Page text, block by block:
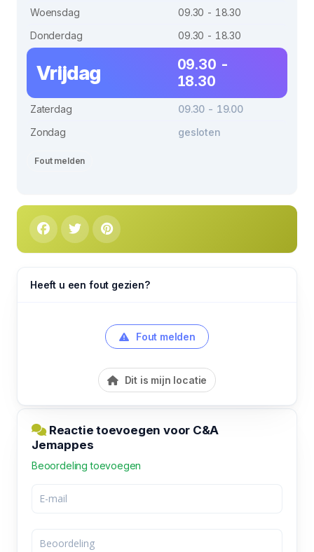
Woensdag
09.30 - 18.30
Donderdag
09.30 - 18.30
Vrijdag
09.30 -
18.30
Zaterdag
09.30 - 19.00
Zondag
gesloten
Fout melden
Heeft u een fout gezien?
Fout melden
Dit is mijn locatie
Reactie toevoegen voor C&A
Jemappes
Beoordeling toevoegen